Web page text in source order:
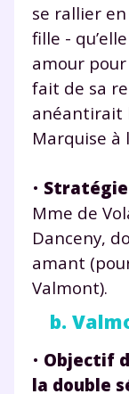
se rallier
fille -
amour
fait de sa
anéantirait
Marquise à
•
Mme de
Danceny,
amant
Valmont).
b.
• Objectif
la double